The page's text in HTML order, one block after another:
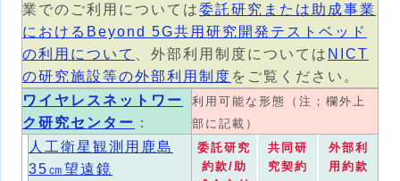
業でのご利用については委託研究または助成事業
におけるBeyond 5G共用研究開発テストベッド
の利用について
、外部利用制度については NICT
の研究施設等の外部利用制度 をご覧ください。
ワイヤレスネットワー
ク研究センター ：
利用可能な形態（注；欄外上
部に記載）
人工衛星観測用鹿島
35㎝望遠鏡
委託研究
約款/助
共同研
究契約
外部利
用約款